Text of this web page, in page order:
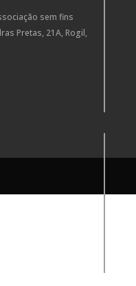
sem fins
Pretas, 21A, Rogil,